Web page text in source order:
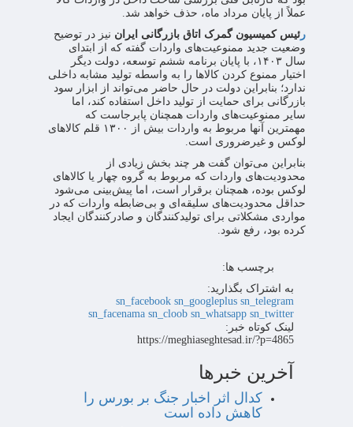
عملاً از پایان مرداد ماه، حذف خواهد شد.
ر ئیس کمیسیون گمرک اتاق بازرگانی ایران نیز در توضیح
وضعیت جدید ممنوعیت‌های واردات گفته که از ابتدای
سال ۱۴۰۳، با پایان برنامه ششم توسعه، دولت دیگر
اختیار ممنوع کردن کالاها را به واسطه تولید مشابه داخلی
ندارد؛ بنابراین دولت در حال حاضر می‌تواند از ابزار سود
بازرگانی برای حمایت از تولید داخل استفاده کند، اما
سایر ممنوعیت‌های واردات همچنان پابرجاست که
مهمترین آنها مربوط به واردات بیش از ۱۳۰۰ قلم کالاهای
لوکس و غیرضروری است.
بنابراین می‌توان گفت هر چند بخش زیادی از
محدودیت‌های واردات که مربوط به گروه چهار یا کالاهای
لوکس بوده، همچنان برقرار است، اما پیش‌بینی می‌شود
حداقل محدودیت‌های سلیقه‌ای و بی‌ضابطه واردات که در
مواردی مشکلاتی برای تولیدکنندگان و صادرکنندگان ایجاد
کرده بود، رفع شود.
برچسب ها:
به اشتراک بگذارید:
sn_facebook sn_googleplus sn_telegram
sn_facenama sn_cloob sn_whatsapp sn_twitter
لینک کوتاه خبر:
https://meghiaseghtesad.ir/?p=4865
آخرین خبرها
کدال اثر اخبار جنگ بر بورس را
کاهش داده است